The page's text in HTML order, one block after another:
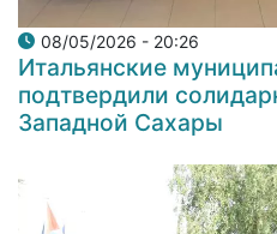
08/05/2026 - 20:26
Итальянские
подтвердили
Западной Сахары